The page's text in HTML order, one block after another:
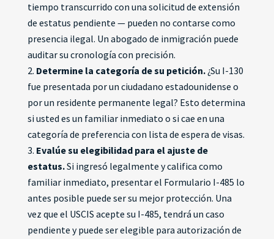
tiempo transcurrido con una solicitud de extensión
de estatus pendiente — pueden no contarse como
presencia ilegal. Un abogado de inmigración puede
auditar su cronología con precisión.
Determine la categoría de su petición.¿Su I-130
fue presentada por un ciudadano estadounidense o
por un residente permanente legal? Esto determina
si usted es un familiar inmediato o si cae en una
categoría de preferencia con lista de espera de visas.
Evalúe su elegibilidad para el ajuste de
estatus.Si ingresó legalmente y califica como
familiar inmediato, presentar el Formulario I-485 lo
antes posible puede ser su mejor protección. Una
vez que el USCIS acepte su I-485, tendrá un caso
pendiente y puede ser elegible para autorización de